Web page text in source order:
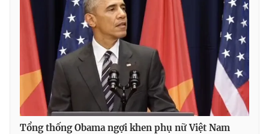
Tổng thống Obama ngợi khen phụ nữ Việt Nam